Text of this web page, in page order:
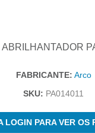
FABRICANTE: Arco
SKU: PA014011
LOGIN PARA VER OS